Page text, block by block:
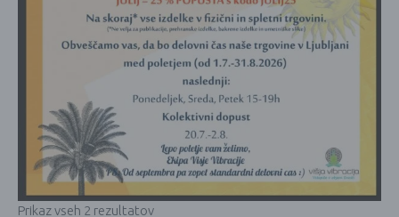
Prikaz vseh 2 rezultatov